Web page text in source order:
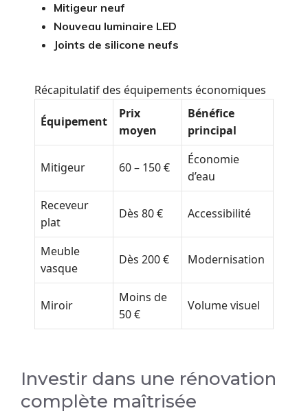
Mitigeur neuf
Nouveau luminaire LED
Joints de silicone neufs
Récapitulatif des équipements économiques
Équipement
Prix
moyen
Bénéfice
principal
Mitigeur 60 – 150 €
Économie
d’eau
Receveur
plat
Dès 80 € Accessibilité
Meuble
vasque
Dès 200 € Modernisation
Miroir
Moins de
50 €
Volume visuel
Investir dans une rénovation
complète maîtrisée